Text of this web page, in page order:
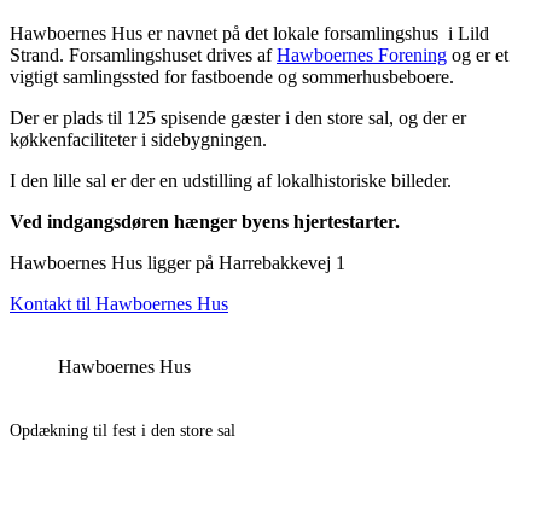
Hawboernes Hus er navnet på det lokale forsamlingshus i Lild
Strand. Forsamlingshuset drives afHawboernes Forening og er et
vigtigt samlingssted for fastboende og sommerhusbeboere.
Der er plads til 125 spisende gæster i den store sal, og der er
køkkenfaciliteter i sidebygningen.
I den lille sal er der en udstilling af lokalhistoriske billeder.
Ved indgangsdøren hænger byens hjertestarter.
Hawboernes Hus ligger på Harrebakkevej 1
Kontakt til Hawboernes Hus
Hawboernes Hus
Opdækning til fest i den store sal